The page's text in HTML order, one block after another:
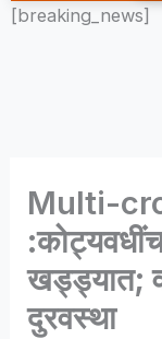
[breaking_news]
Multi-
खड्ड्यात;
दुरवस्था